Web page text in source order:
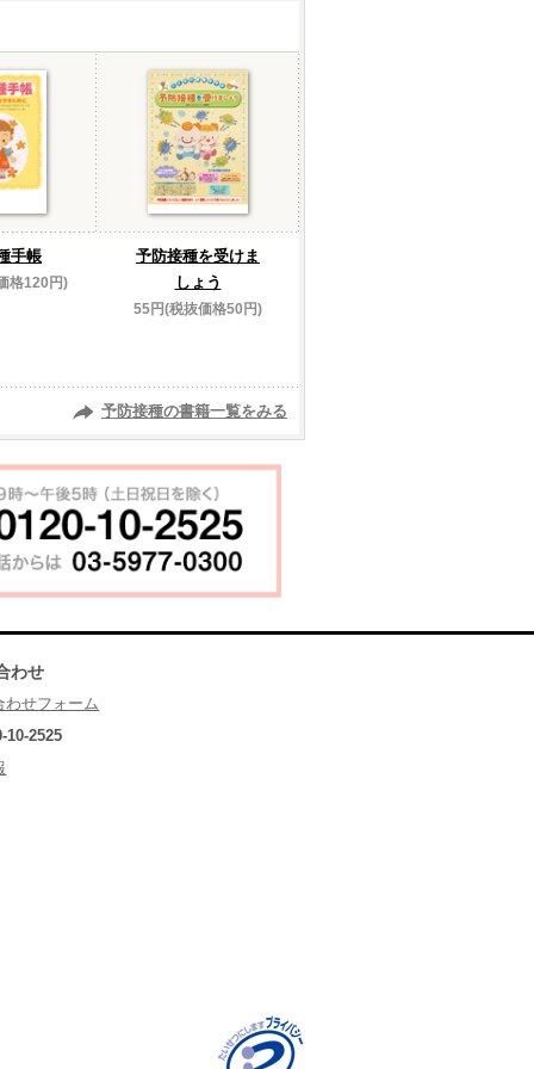
手帳
格120円)
予防接種を受けま
しょう
55円(税抜価格50円)
予防接種の書籍一覧をみる
わせ
わせフォーム
10-2525